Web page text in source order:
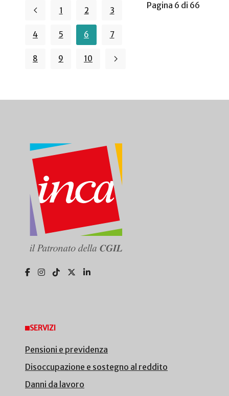
Pagina 6 di 66
1 2 3
4 5 6 7
8 9 10
SERVIZI
Pensioni e previdenza
Disoccupazione e sostegno al reddito
Danni da lavoro